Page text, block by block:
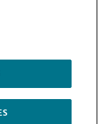
Sitio Web |